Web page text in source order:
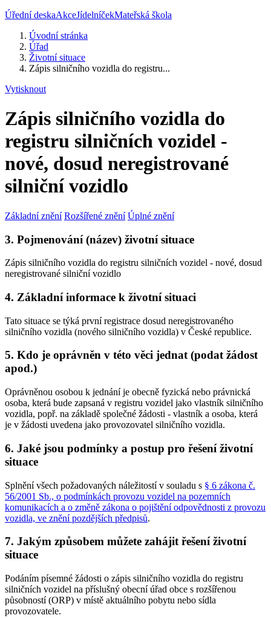
Úřední deskaAkceJídelníčekMateřská škola
Úvodní stránka
Úřad
Životní situace
Zápis silničního vozidla do registru...
Vytisknout
Zápis silničního vozidla do
registru silničních vozidel -
nové, dosud neregistrované
silniční vozidlo
Základní znění Rozšířené znění Úplné znění
3. Pojmenování (název) životní situace
Zápis silničního vozidla do registru silničních vozidel - nové, dosud
neregistrované silniční vozidlo
4. Základní informace k životní situaci
Tato situace se týká první registrace dosud neregistrovaného
silničního vozidla (nového silničního vozidla) v České republice.
5. Kdo je oprávněn v této věci jednat (podat žádost
apod.)
Oprávněnou osobou k jednání je obecně fyzická nebo právnická
osoba, která bude zapsaná v registru vozidel jako vlastník silničního
vozidla, popř. na základě společné žádosti - vlastník a osoba, která
je v žádosti uvedena jako provozovatel silničního vozidla.
6. Jaké jsou podmínky a postup pro řešení životní
situace
Splnění všech požadovaných náležitostí v souladu s § 6 zákona č.
56/2001 Sb., o podmínkách provozu vozidel na pozemních
komunikacích a o změně zákona o pojištění odpovědnosti z provozu
vozidla, ve znění pozdějších předpisů.
7. Jakým způsobem můžete zahájit řešení životní
situace
Podáním písemné žádosti o zápis silničního vozidla do registru
silničních vozidel na příslušný obecní úřad obce s rozšířenou
působností (ORP) v místě aktuálního pobytu nebo sídla
provozovatele.